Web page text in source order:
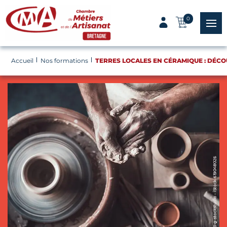
Panneau de gestion des cookies
0
menu
Accueil Nos formations TERRES LOCALES EN CÉRAMIQUE :